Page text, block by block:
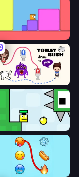
Emoji Puzzle!